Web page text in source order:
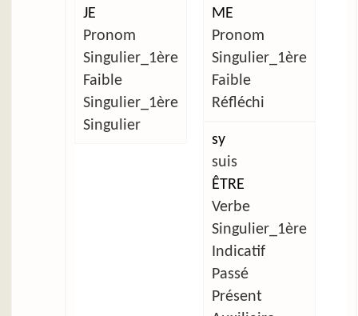
JE
Pronom
Singulier_1ère
Faible
Singulier_1ère
Singulier
ME
Pronom
Singulier_1ère
Faible
Réfléchi
sy
suis
ÊTRE
Verbe
Singulier_1ère
Indicatif
Passé
Présent